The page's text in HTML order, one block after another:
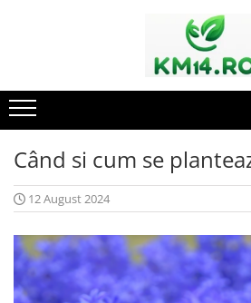
Când si cum se
12 August 2024